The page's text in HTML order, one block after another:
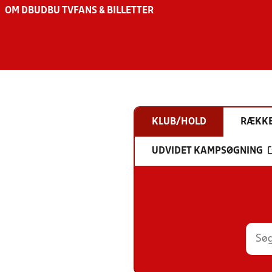
OM DBU DBU TV FANS & BILLETTER
KLUB/HOLD
UDVIDET KAMPSØGNING